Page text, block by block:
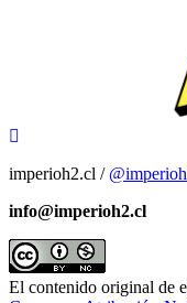
imperioh2.cl /
info@imperioh2.cl
El contenido original de